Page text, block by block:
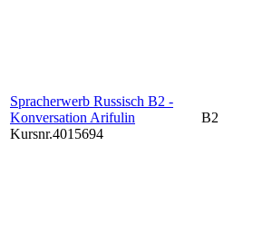
Spracherwerb Russisch B2 -
Konversation Arifulin
Kursnr.4015694
B2